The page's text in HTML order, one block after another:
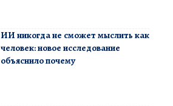
ИИ никогда не сможет мыслить как
человек: новое исследование
объяснило почему